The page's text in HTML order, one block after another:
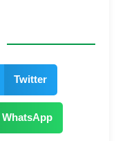
Twitter
WhatsApp